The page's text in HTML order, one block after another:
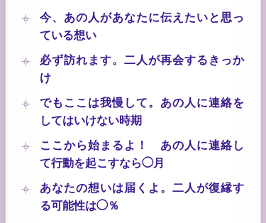
今、あの人があなたに伝えたいと思っ
ている想い
必ず訪れます。二人が再会するきっか
け
でもここは我慢して。あの人に連絡を
してはいけない時期
ここから始まるよ！ あの人に連絡し
て行動を起こすなら◯月
あなたの想いは届くよ。二人が復縁す
る可能性は◯％